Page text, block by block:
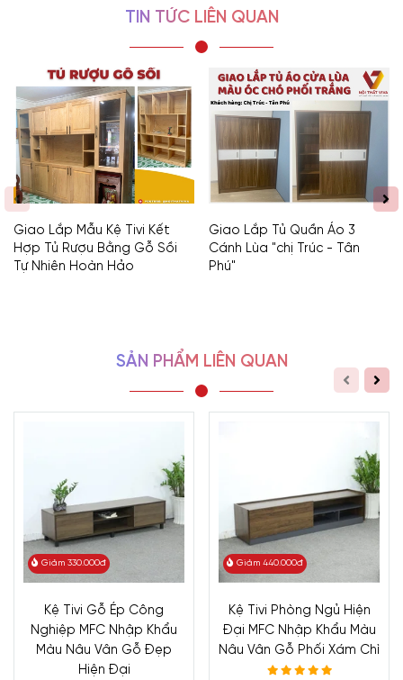
TIN TỨC LIÊN QUAN
Giao Lắp Mẫu Kệ Tivi Kết
Hợp Tủ Rượu Bằng Gỗ Sồi
Tự Nhiên Hoàn Hảo
Giao Lắp Tủ Quần Áo 3
Cánh Lùa "chị Trúc - Tân
Phú"
SẢN PHẨM LIÊN QUAN
Giảm 330.000đ
Kệ Tivi Gỗ Ép Công
Nghiệp MFC Nhập Khẩu
Màu Nâu Vân Gỗ Đẹp
Hiện Đại
Giảm 440.000đ
Kệ Tivi Phòng Ngủ Hiện
Đại MFC Nhập Khẩu Màu
Nâu Vân Gỗ Phối Xám Chì